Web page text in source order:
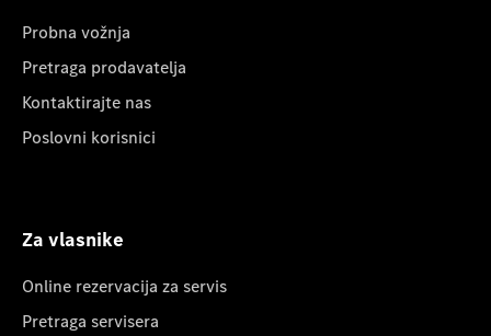
Probna vožnja
Pretraga prodavatelja
Kontaktirajte nas
Poslovni korisnici
Za vlasnike
Online rezervacija za servis
Pretraga servisera